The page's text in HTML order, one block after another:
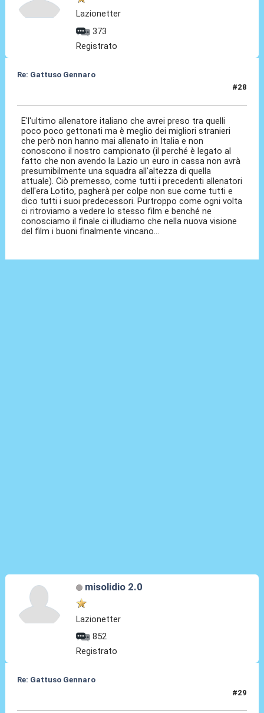
Lazionetter
373
Registrato
Re: Gattuso Gennaro
#28
E'l'ultimo allenatore italiano che avrei preso tra quelli
poco poco gettonati ma è meglio dei migliori stranieri
che però non hanno mai allenato in Italia e non
conoscono il nostro campionato (il perché è legato al
fatto che non avendo la Lazio un euro in cassa non avrà
presumibilmente una squadra all'altezza di quella
attuale). Ciò premesso, come tutti i precedenti allenatori
dell'era Lotito, pagherà per colpe non sue come tutti e
dico tutti i suoi predecessori. Purtroppo come ogni volta
ci ritroviamo a vedere lo stesso film e benché ne
conosciamo il finale ci illudiamo che nella nuova visione
del film i buoni finalmente vincano...
misolidio 2.0
Lazionetter
852
Registrato
Re: Gattuso Gennaro
#29